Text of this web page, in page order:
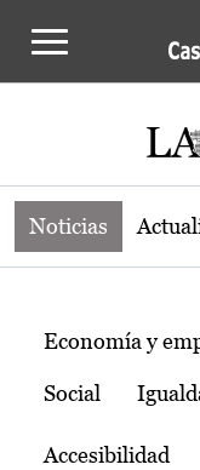
Noticias de
Noticias
Temas
Economía y
Social
Accesibilidad